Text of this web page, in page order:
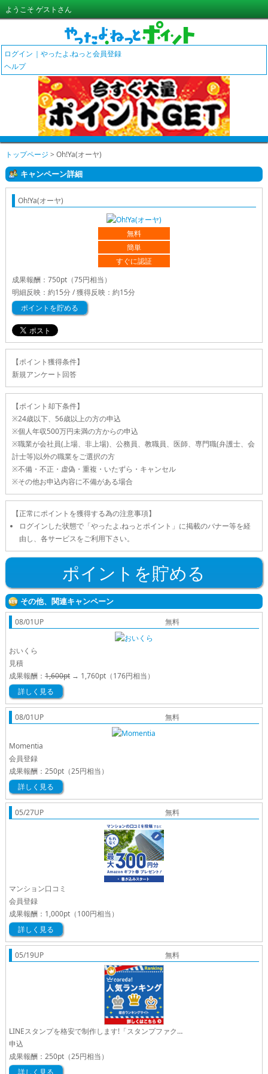
ようこそ ゲストさん
ログイン
やったよ.ねっと会員登録
ヘルプ
トップページ > Oh!Ya(オーヤ)
キャンペーン詳細
Oh!Ya(オーヤ)
無料
簡単
すぐに認証
成果報酬： 750pt（75円相当）
明細反映：約15分 / 獲得反映：約15分
ポイントを貯める
【ポイント獲得条件】
新規アンケート回答
【ポイント却下条件】
※24歳以下、56歳以上の方の申込
※個人年収500万円未満の方からの申込
※職業が会社員(上場、非上場)、公務員、教職員、医師、専門職(弁護士、会
計士等)以外の職業をご選択の方
※不備・不正・虚偽・重複・いたずら・キャンセル
※その他お申込内容に不備がある場合
【正常にポイントを獲得する為の注意事項】
ログインした状態で「やったよ.ねっとポイント」に掲載のバナー等を経
由し、各サービスをご利用下さい。
ポイントを貯める
その他、関連キャンペーン
08/01UP 無料
おいくら
見積
成果報酬： 1,600pt→ 1,760pt（176円相当）
詳しく見る
08/01UP 無料
Momentia
会員登録
成果報酬： 250pt（25円相当）
詳しく見る
05/27UP 無料
マンション口コミ
会員登録
成果報酬： 1,000pt（100円相当）
詳しく見る
05/19UP 無料
LINEスタンプを格安で制作します!「スタンプファクトリー」
申込
成果報酬： 250pt（25円相当）
詳しく見る